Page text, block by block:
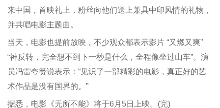
来中国，首映礼上，粉丝向他们送上兼具中印风情的礼物，
并共唱电影主题曲。
当天，电影也提前放映，不少观众都表示影片 “又燃又爽”
“神反转，完全想不到下一秒是什么，全程像坐过山车”。演
员冯雷夸赞说表示：“见识了一部精彩的电影，真正好的艺
术作品是没有国界的。”
据悉，电影《无所不能》将于6月5日上映。(完)